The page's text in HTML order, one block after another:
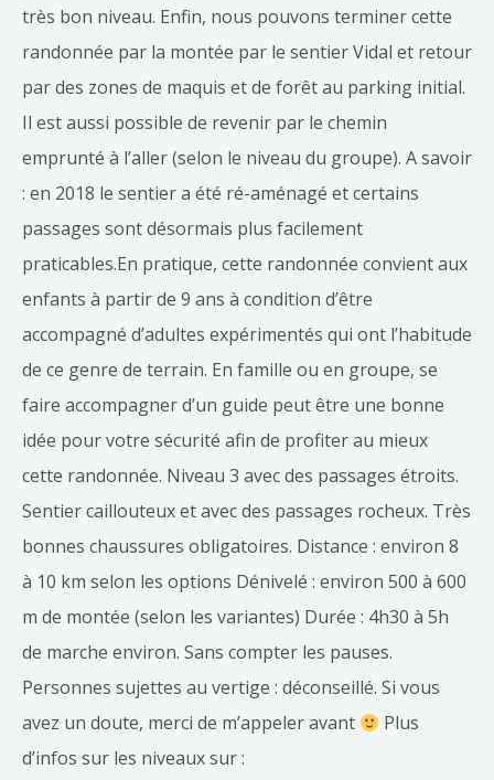
très bon niveau. Enfin, nous pouvons terminer cette
randonnée par la montée par le sentier Vidal et retour
par des zones de maquis et de forêt au parking initial.
Il est aussi possible de revenir par le chemin
emprunté à l’aller (selon le niveau du groupe). A savoir
: en 2018 le sentier a été ré-aménagé et certains
passages sont désormais plus facilement
praticables.En pratique, cette randonnée convient aux
enfants à partir de 9 ans à condition d’être
accompagné d’adultes expérimentés qui ont l’habitude
de ce genre de terrain. En famille ou en groupe, se
faire accompagner d’un guide peut être une bonne
idée pour votre sécurité afin de profiter au mieux
cette randonnée. Niveau 3 avec des passages étroits.
Sentier caillouteux et avec des passages rocheux. Très
bonnes chaussures obligatoires. Distance : environ 8
à 10 km selon les options Dénivelé : environ 500 à 600
m de montée (selon les variantes) Durée : 4h30 à 5h
de marche environ. Sans compter les pauses.
Personnes sujettes au vertige : déconseillé. Si vous
avez un doute, merci de m’appeler avant
Plus
d’infos sur les niveaux sur :